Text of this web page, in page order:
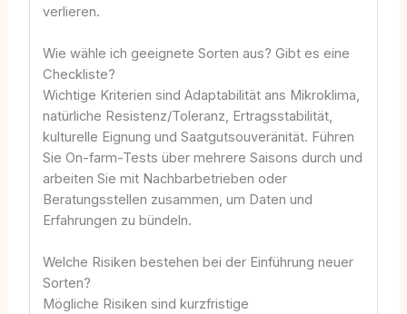
verlieren.
Wie wähle ich geeignete Sorten aus? Gibt es eine
Checkliste?
Wichtige Kriterien sind Adaptabilität ans Mikroklima,
natürliche Resistenz/Toleranz, Ertragsstabilität,
kulturelle Eignung und Saatgutsouveränität. Führen
Sie On-farm-Tests über mehrere Saisons durch und
arbeiten Sie mit Nachbarbetrieben oder
Beratungsstellen zusammen, um Daten und
Erfahrungen zu bündeln.
Welche Risiken bestehen bei der Einführung neuer
Sorten?
Mögliche Risiken sind kurzfristige